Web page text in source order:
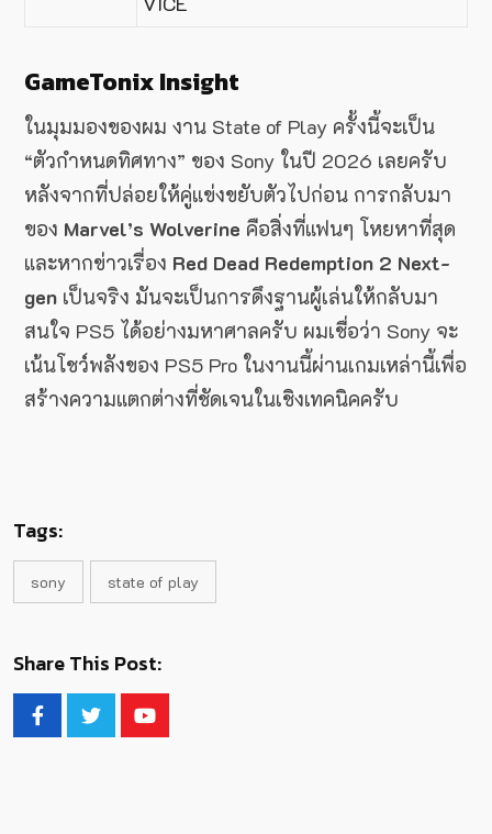
GameTonix Insight
ในมุมมองของผม งาน State of Play ครั้งนี้จะเป็น
“ตัวกำหนดทิศทาง” ของ Sony ในปี 2026 เลยครับ
หลังจากที่ปล่อยให้คู่แข่งขยับตัวไปก่อน การกลับมา
ของ Marvel’s Wolverine คือสิ่งที่แฟนๆ โหยหาที่สุด
และหากข่าวเรื่อง Red Dead Redemption 2 Next-
gen เป็นจริง มันจะเป็นการดึงฐานผู้เล่นให้กลับมา
สนใจ PS5 ได้อย่างมหาศาลครับ ผมเชื่อว่า Sony จะ
เน้นโชว์พลังของ PS5 Pro ในงานนี้ผ่านเกมเหล่านี้เพื่อ
สร้างความแตกต่างที่ชัดเจนในเชิงเทคนิคครับ
Tags:
sony state of play
Share This Post: